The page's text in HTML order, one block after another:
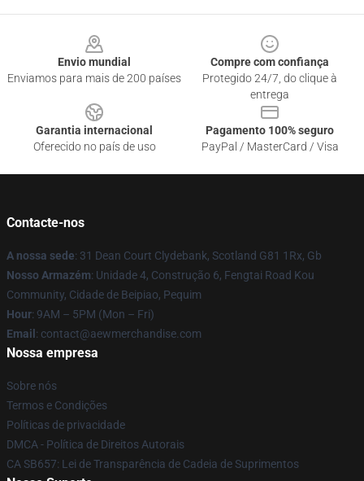
Envio mundial
Enviamos para mais de 200 países
Compre com confiança
Protegido 24/7, do clique à
entrega
Garantia internacional
Oferecido no país de uso
Pagamento 100% seguro
PayPal / MasterCard / Visa
Contacte-nos
A nossa sede: 31 Dean Court Clydebank, Scotland G81 1Rx, Gb
Nosso Armazém: Unidade 4, Construção 6, Fengtai Road Kou
Community, Cidade de Beipiao, Pequim
Hour: 9AM – 5PM (Mon – Fri)
Email : contact@aewmerchandise.com
Nossa empresa
Sobre nós
Termos e Condições
Políticas de privacidade
DMCA - Política de Direitos Autorais
CA SB657: Lei de Transparência de Cadeia de Suprimentos